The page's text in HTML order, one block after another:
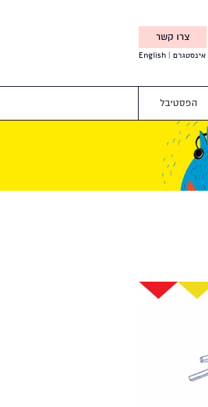
צרו קשר
והטבות מיוחדות עבורך
אינסטגרם English
הפסטיבל